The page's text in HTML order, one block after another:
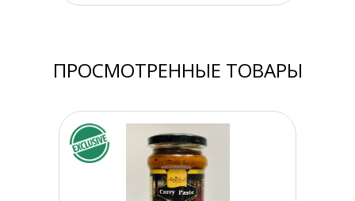
ПРОСМОТРЕННЫЕ ТОВАРЫ